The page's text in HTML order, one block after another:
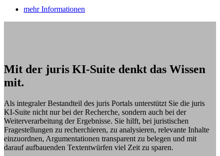
mehr Informationen
Mit der juris KI-Suite denkt das Wissen
mit.
Als integraler Bestandteil des juris Portals unterstützt Sie die juris
KI-Suite nicht nur bei der Recherche, sondern auch bei der
Weiterverarbeitung der Ergebnisse. Sie hilft, bei juristischen
Fragestellungen zu recherchieren, zu analysieren, relevante Inhalte
einzuordnen, Argumentationen transparent zu belegen und mit
darauf aufbauenden Textentwürfen viel Zeit zu sparen.